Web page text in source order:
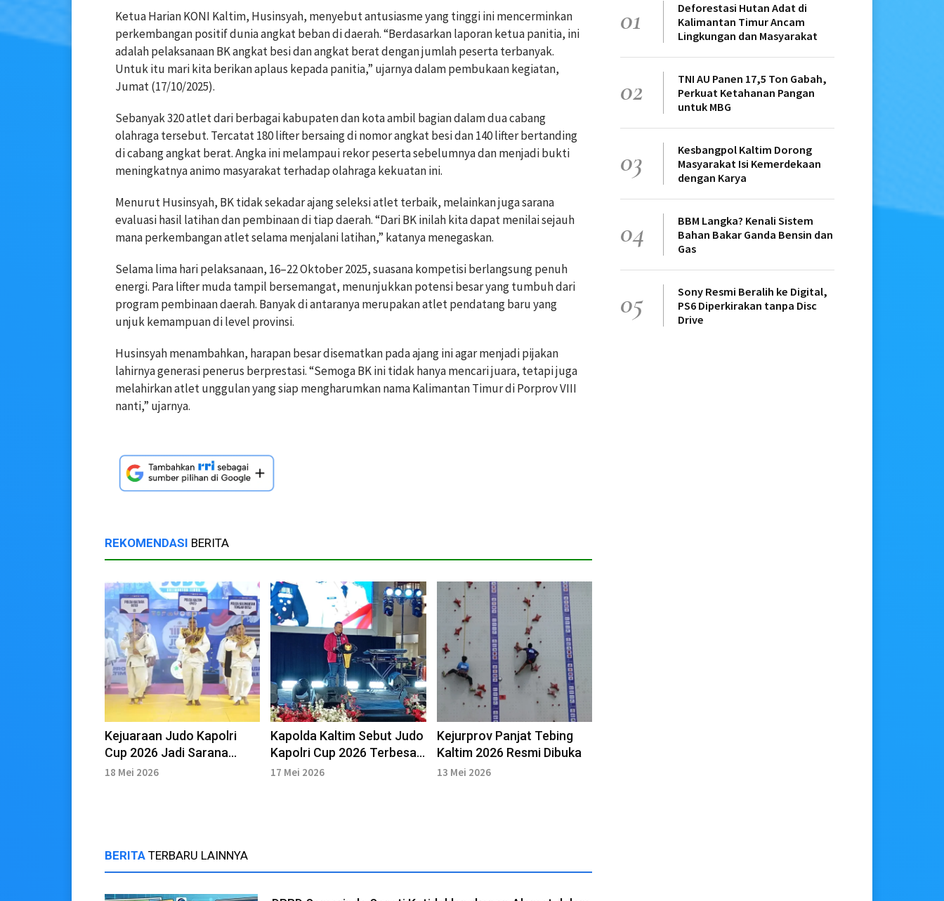
Ketua Harian KONI Kaltim, Husinsyah, menyebut antusiasme yang tinggi ini mencerminkan
perkembangan positif dunia angkat beban di daerah. “Berdasarkan laporan ketua panitia, ini
adalah pelaksanaan BK angkat besi dan angkat berat dengan jumlah peserta terbanyak.
Untuk itu mari kita berikan aplaus kepada panitia,” ujarnya dalam pembukaan kegiatan,
Jumat (17/10/2025).
Sebanyak 320 atlet dari berbagai kabupaten dan kota ambil bagian dalam dua cabang
olahraga tersebut. Tercatat 180 lifter bersaing di nomor angkat besi dan 140 lifter bertanding
di cabang angkat berat. Angka ini melampaui rekor peserta sebelumnya dan menjadi bukti
meningkatnya animo masyarakat terhadap olahraga kekuatan ini.
Menurut Husinsyah, BK tidak sekadar ajang seleksi atlet terbaik, melainkan juga sarana
evaluasi hasil latihan dan pembinaan di tiap daerah. “Dari BK inilah kita dapat menilai sejauh
mana perkembangan atlet selama menjalani latihan,” katanya menegaskan.
Selama lima hari pelaksanaan, 16–22 Oktober 2025, suasana kompetisi berlangsung penuh
energi. Para lifter muda tampil bersemangat, menunjukkan potensi besar yang tumbuh dari
program pembinaan daerah. Banyak di antaranya merupakan atlet pendatang baru yang
unjuk kemampuan di level provinsi.
Husinsyah menambahkan, harapan besar disematkan pada ajang ini agar menjadi pijakan
lahirnya generasi penerus berprestasi. “Semoga BK ini tidak hanya mencari juara, tetapi juga
melahirkan atlet unggulan yang siap mengharumkan nama Kalimantan Timur di Porprov VIII
nanti,” ujarnya.
REKOMENDASI BERITA
Kejuaraan Judo Kapolri
Cup 2026 Jadi Sarana
Pembentukan Karakter
18 Mei 2026
Kapolda Kaltim Sebut Judo
Kapolri Cup 2026 Terbesar
Sepanjang Sejarah
17 Mei 2026
Kejurprov Panjat Tebing
Kaltim 2026 Resmi Dibuka
13 Mei 2026
BERITA TERBARU LAINNYA
01
Deforestasi Hutan Adat di
Kalimantan Timur Ancam
Lingkungan dan Masyarakat
02
TNI AU Panen 17,5 Ton Gabah,
Perkuat Ketahanan Pangan
untuk MBG
03
Kesbangpol Kaltim Dorong
Masyarakat Isi Kemerdekaan
dengan Karya
04
BBM Langka? Kenali Sistem
Bahan Bakar Ganda Bensin dan
Gas
05
Sony Resmi Beralih ke Digital,
PS6 Diperkirakan tanpa Disc
Drive